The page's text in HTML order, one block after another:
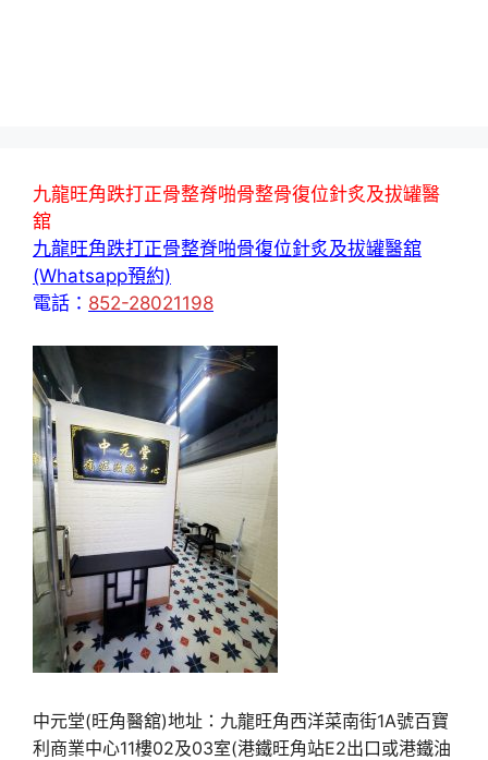
九龍旺角跌打正骨整脊啪骨整骨復位針炙及拔罐醫
舘
九龍旺角跌打正骨整脊啪骨復位針炙及拔罐醫舘
(Whatsapp預約)
電話： 852-28021198
中元堂(旺角醫舘)地址：九龍旺角西洋菜南街1A號百寶
利商業中心11樓02及03室(港鐵旺角站E2出口或港鐵油